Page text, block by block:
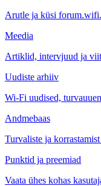
Arutle ja küsi
Meedia
Artiklid, intervjuud ja
Uudiste arhiiv
Wi-Fi uudised,
Andmebaas
Turvaliste ja
Punktid ja preemiad
Vaata ühes kohas